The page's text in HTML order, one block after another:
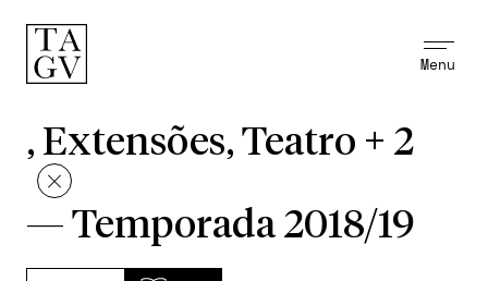
Menu
, Extensões, Teatro + 2
— Temporada 2018/19